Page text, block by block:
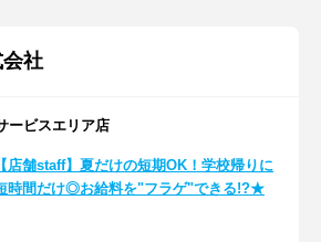
社
ービスエリア店
【店舗staff】夏だけの短期OK！学校帰りに
時間だけ◎お給料を"フラゲ"できる!?★